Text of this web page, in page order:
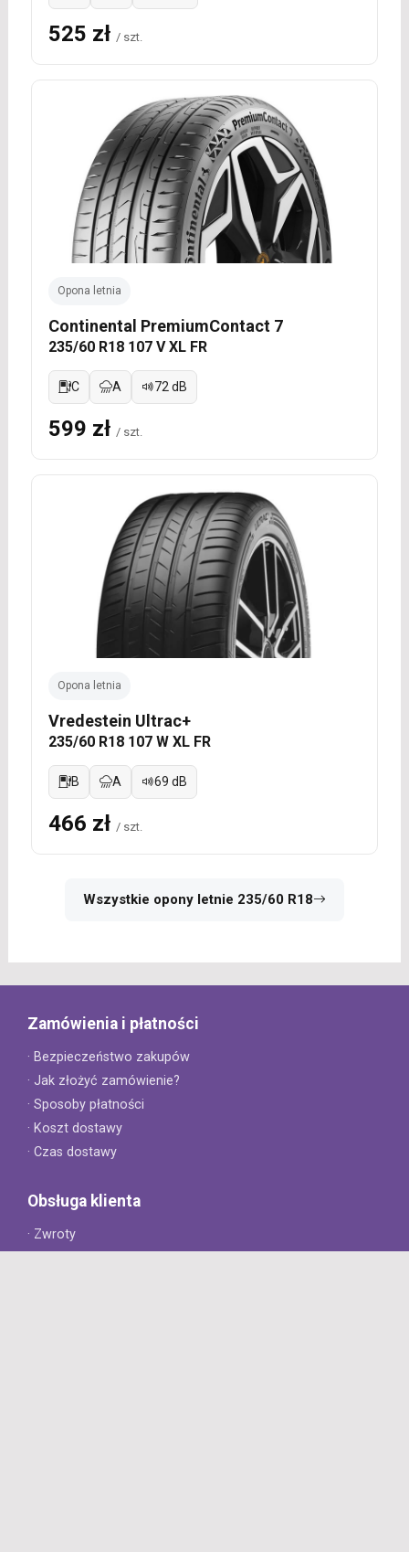
525 zł / szt.
Opona letnia
Continental PremiumContact 7
235/60 R18 107 V XL FR
C A 72 dB
599 zł / szt.
Opona letnia
Vredestein Ultrac+
235/60 R18 107 W XL FR
B A 69 dB
466 zł / szt.
Wszystkie opony letnie 235/60 R18
Zamówienia i płatności
· Bezpieczeństwo zakupów
· Jak złożyć zamówienie?
· Sposoby płatności
· Koszt dostawy
· Czas dostawy
Obsługa klienta
· Zwroty